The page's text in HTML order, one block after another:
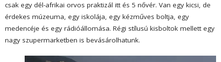
csak egy dél-afrikai orvos praktizál itt és 5 nővér. Van egy kicsi, de
érdekes múzeuma, egy iskolája, egy kézműves boltja, egy
medencéje és egy rádióállomása. Régi stílusú kisboltok mellett egy
nagy szupermarketben is bevásárolhatunk.